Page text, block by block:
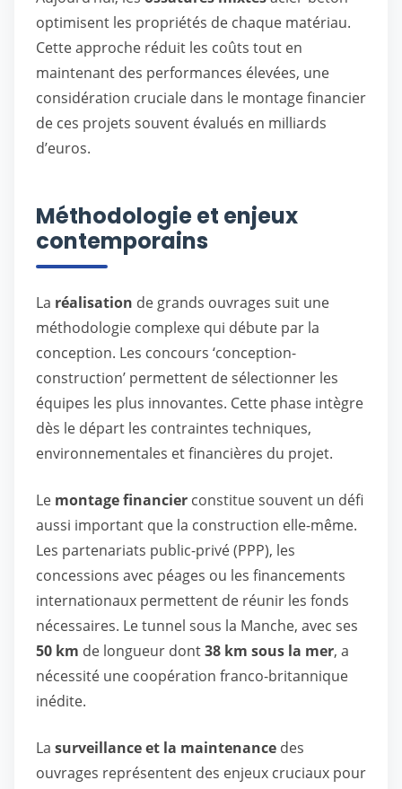
optimisent les propriétés de chaque matériau.
Cette approche réduit les coûts tout en
maintenant des performances élevées, une
considération cruciale dans le montage financier
de ces projets souvent évalués en milliards
d’euros.
Méthodologie et enjeux
contemporains
La réalisation de grands ouvrages suit une
méthodologie complexe qui débute par la
conception. Les concours ‘conception-
construction’ permettent de sélectionner les
équipes les plus innovantes. Cette phase intègre
dès le départ les contraintes techniques,
environnementales et financières du projet.
Le montage financier constitue souvent un défi
aussi important que la construction elle-même.
Les partenariats public-privé (PPP), les
concessions avec péages ou les financements
internationaux permettent de réunir les fonds
nécessaires. Le tunnel sous la Manche, avec ses
50 km de longueur dont38 km sous la mer, a
nécessité une coopération franco-britannique
inédite.
La surveillance et la maintenance des
ouvrages représentent des enjeux cruciaux pour